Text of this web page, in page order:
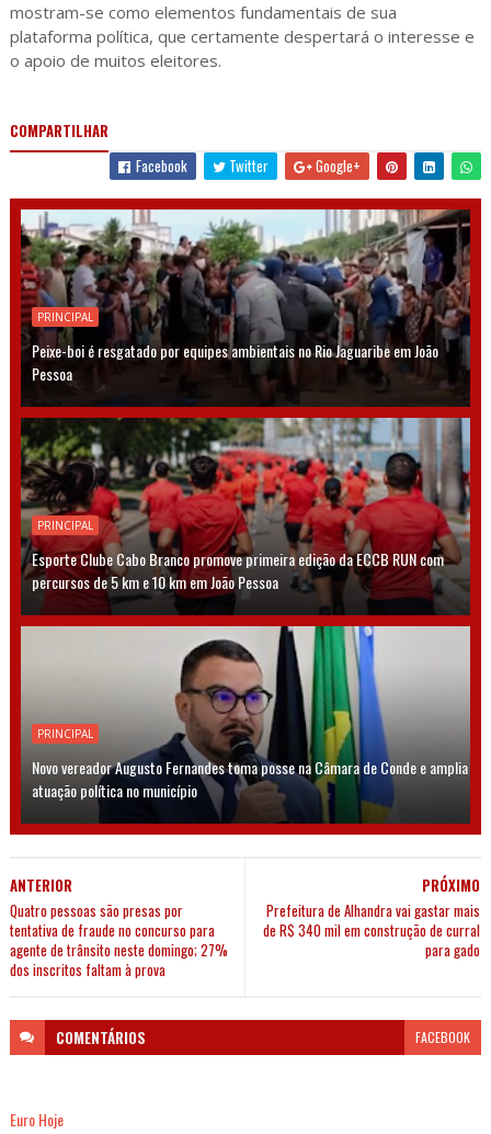
mostram-se como elementos fundamentais de sua
plataforma política, que certamente despertará o interesse e
o apoio de muitos eleitores.
COMPARTILHAR
Facebook
Twitter Google+
PRINCIPAL
Peixe-boi é resgatado por equipes ambientais no Rio Jaguaribe em João
Pessoa
PRINCIPAL
Esporte Clube Cabo Branco promove primeira edição da ECCB RUN com
percursos de 5 km e 10 km em João Pessoa
PRINCIPAL
Novo vereador Augusto Fernandes toma posse na Câmara de Conde e amplia
atuação política no município
PRÓXIMO
Prefeitura de Alhandra vai gastar mais
de R$ 340 mil em construção de curral
para gado
ANTERIOR
Quatro pessoas são presas por
tentativa de fraude no concurso para
agente de trânsito neste domingo; 27%
dos inscritos faltam à prova
COMENTÁRIOS FACEBOOK
Euro Hoje